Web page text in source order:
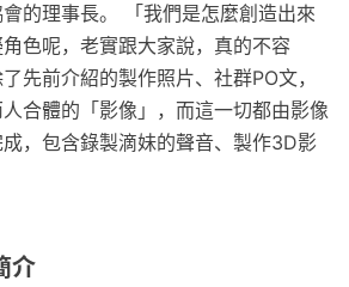
的理事長。 「我們是怎麼創造出來
色呢，老實跟大家說，真的不容
先前介紹的製作照片、社群PO文，
合體的「影像」，而這一切都由影像
，包含錄製滴妹的聲音、製作3D影
介